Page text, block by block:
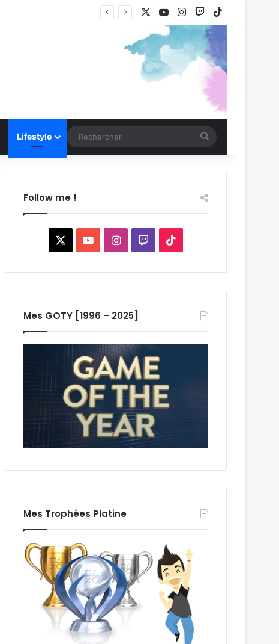
YouTubeInstagram
Twitch
Lifestyle
Follow me !
YouTubeInstagram
Twitch
Mes GOTY [1996 – 2025]
Mes Trophées Platine